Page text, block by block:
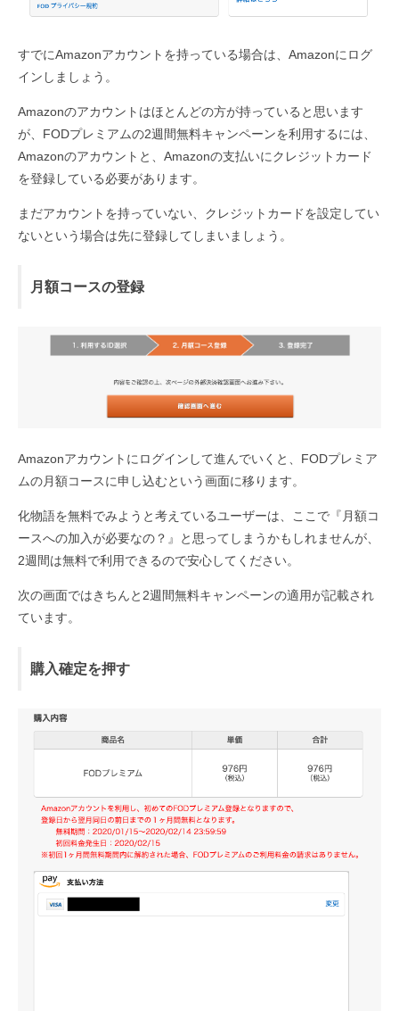
すでにAmazonアカウントを持っている場合は、Amazonにログ
インしましょう。
Amazonのアカウントはほとんどの方が持っていると思います
が、FODプレミアムの2週間無料キャンペーンを利用するには、
Amazonのアカウントと、Amazonの支払いにクレジットカード
を登録している必要があります。
まだアカウントを持っていない、クレジットカードを設定してい
ないという場合は先に登録してしまいましょう。
月額コースの登録
Amazonアカウントにログインして進んでいくと、FODプレミア
ムの月額コースに申し込むという画面に移ります。
化物語を無料でみようと考えているユーザーは、ここで『月額コ
ースへの加入が必要なの？』と思ってしまうかもしれませんが、
2週間は無料で利用できるので安心してください。
次の画面ではきちんと2週間無料キャンペーンの適用が記載され
ています。
購入確定を押す